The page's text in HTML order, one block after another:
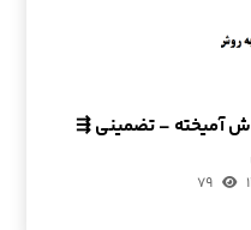
آمیخته – تضمینی ⇶
۷۹